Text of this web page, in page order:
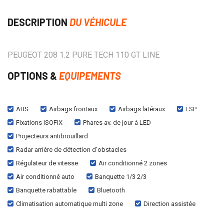
DESCRIPTION DU VÉHICULE
PEUGEOT 208 1.2 PURE TECH 110 GT LINE
OPTIONS & EQUIPEMENTS
ABS Airbags frontaux Airbags latéraux
ESP
Fixations ISOFIX
Phares av. de jour à LED
Projecteurs antibrouillard
Radar arrière de détection d'obstacles
Régulateur de vitesse
Air conditionné 2 zones
Air conditionné auto
Banquette 1/3 2/3
Banquette rabattable
Bluetooth
Climatisation automatique multi zone
Direction assistée